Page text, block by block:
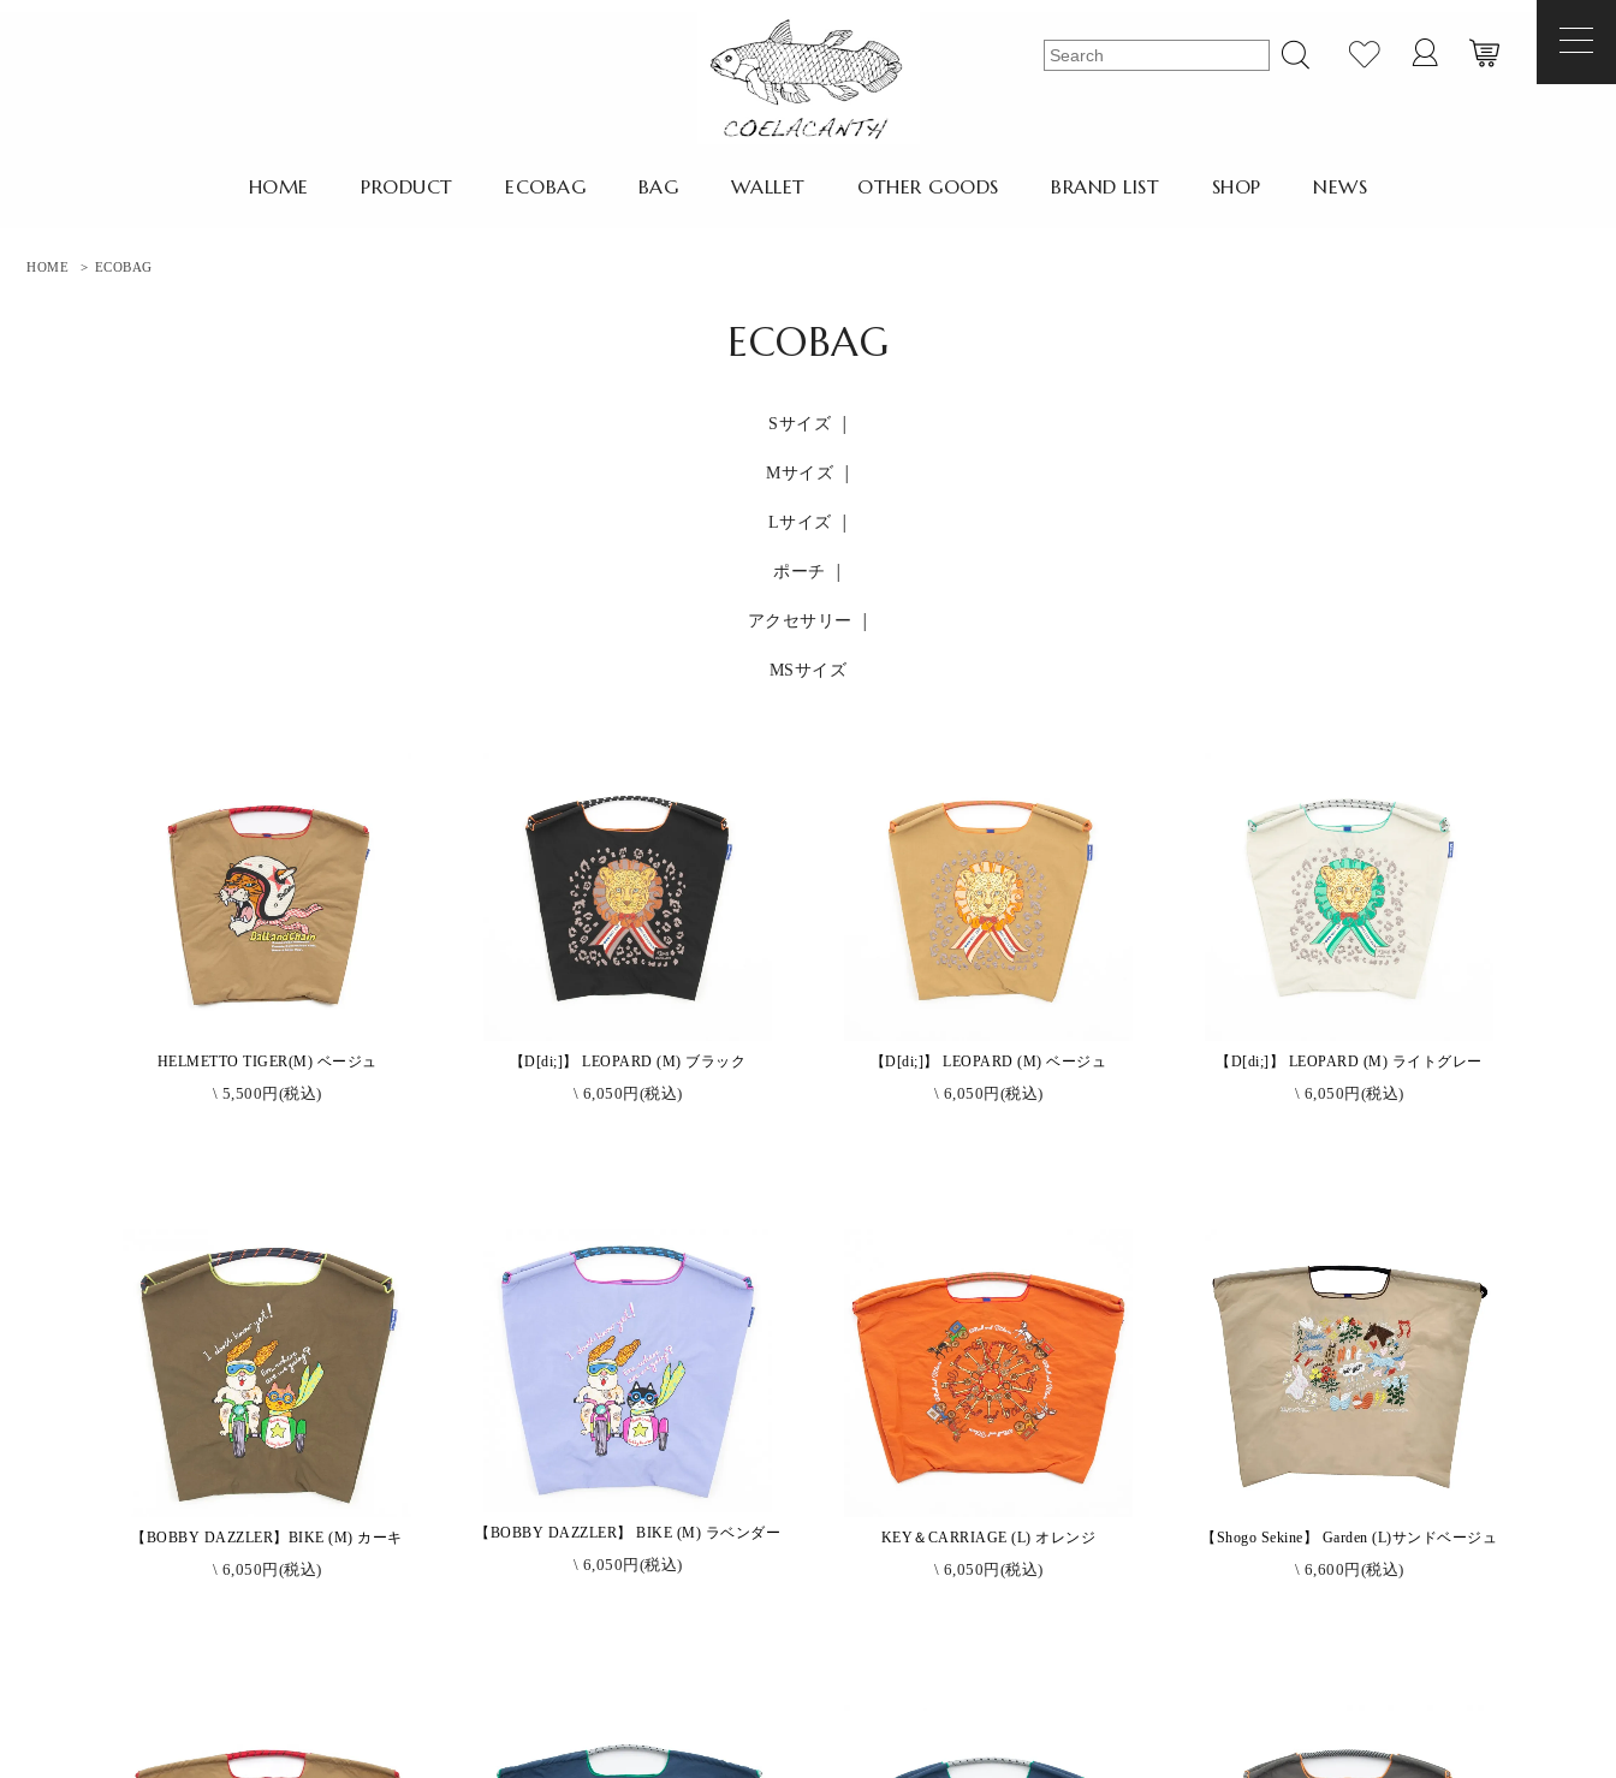
HOME PRODUCT ECOBAG BAG WALLET OTHER GOODS BRAND LIST SHOP NEWS
HOME > ECOBAG
ECOBAG
Sサイズ
Mサイズ
Lサイズ
ポーチ
アクセサリー
MSサイズ
HELMETTO TIGER(M) ベージュ
\ 5,500円(税込)
【D[di;]】 LEOPARD (M) ブラック
\ 6,050円(税込)
【D[di;]】 LEOPARD (M) ベージュ
\ 6,050円(税込)
【D[di;]】 LEOPARD (M) ライトグレー
\ 6,050円(税込)
【BOBBY DAZZLER】BIKE (M) カーキ
\ 6,050円(税込)
【BOBBY DAZZLER】 BIKE (M) ラベンダー
\ 6,050円(税込)
KEY＆CARRIAGE (L) オレンジ
\ 6,050円(税込)
【Shogo Sekine】 Garden (L)サンドベージュ
\ 6,600円(税込)